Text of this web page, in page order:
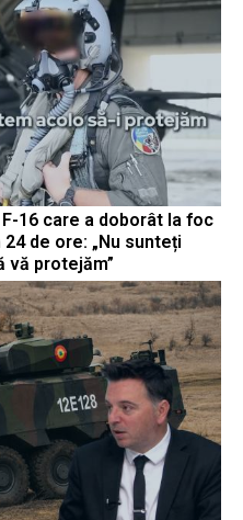
16 care a doborât la foc
de ore: „Nu sunteți
vă protejăm”